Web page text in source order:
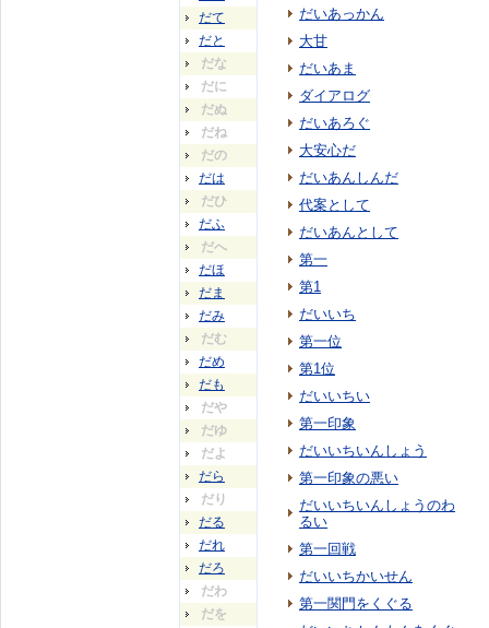
だて
だと
だな
だに
だぬ
だね
だの
だは
だひ
だふ
だへ
だほ
だま
だみ
だむ
だめ
だも
だや
だゆ
だよ
だら
だり
だる
だれ
だろ
だわ
だを
だいあっかん
大甘
だいあま
ダイアログ
だいあろぐ
大安心だ
だいあんしんだ
代案として
だいあんとして
第一
第1
だいいち
第一位
第1位
だいいちい
第一印象
だいいちいんしょう
第一印象の悪い
だいいちいんしょうのわ
るい
第一回戦
だいいちかいせん
第一関門をくぐる